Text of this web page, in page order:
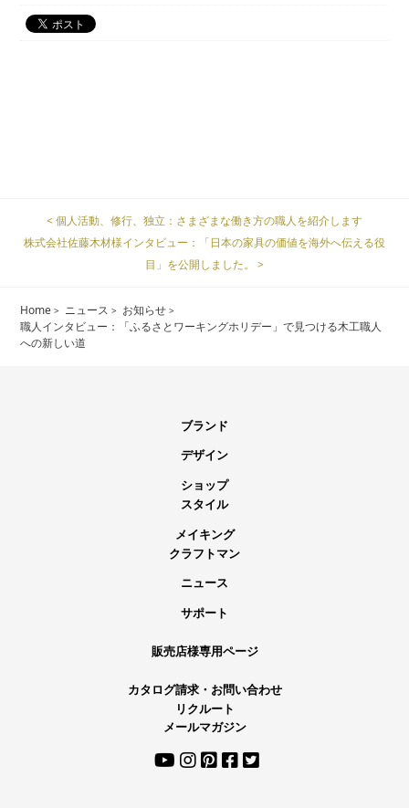
< 個人活動、修行、独立：さまざまな働き方の職人を紹介します
株式会社佐藤木材様インタビュー：「日本の家具の価値を海外へ伝える役
目」を公開しました。 >
Home ニュース
お知らせ
職人インタビュー：「ふるさとワーキングホリデー」で見つける木工職人
への新しい道
ブランド
デザイン
ショップ
スタイル
メイキング
クラフトマン
ニュース
サポート
販売店様専用ページ
カタログ請求・お問い合わせ
リクルート
メールマガジン